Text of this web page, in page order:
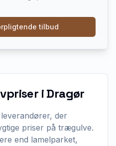
tilbud
i Dragør
der
priser på trægulve.
end lamelparket,